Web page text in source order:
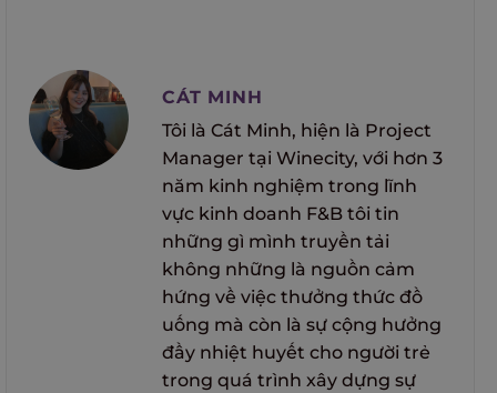
CÁT MINH
Tôi là Cát Minh, hiện là Project
Manager tại Winecity, với hơn 3
năm kinh nghiệm trong lĩnh
vực kinh doanh F&B tôi tin
những gì mình truyền tải
không những là nguồn cảm
hứng về việc thưởng thức đồ
uống mà còn là sự cộng hưởng
đầy nhiệt huyết cho người trẻ
trong quá trình xây dựng sự